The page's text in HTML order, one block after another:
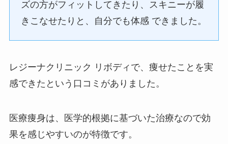
ズの方がフィットしてきたり、スキニーが履
きこなせたりと、自分でも体感 できました。
レジーナクリニック リボディで、痩せたことを実
感できたという口コミがありました。
医療痩身は、医学的根拠に基づいた治療なので効
果を感じやすいのが特徴です。